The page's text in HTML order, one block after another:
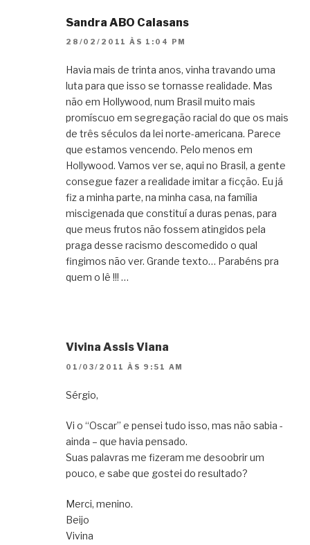
Sandra ABO Calasans
28/02/2011 ÀS 1:04 PM
Havia mais de trinta anos, vinha travando uma
luta para que isso se tornasse realidade. Mas
não em Hollywood, num Brasil muito mais
promíscuo em segregação racial do que os mais
de três séculos da lei norte-americana. Parece
que estamos vencendo. Pelo menos em
Hollywood. Vamos ver se, aqui no Brasil, a gente
consegue fazer a realidade imitar a ficção. Eu já
fiz a minha parte, na minha casa, na família
miscigenada que constituí a duras penas, para
que meus frutos não fossem atingidos pela
praga desse racismo descomedido o qual
fingimos não ver. Grande texto… Parabéns pra
quem o lê !!! …
Vivina Assis Viana
01/03/2011 ÀS 9:51 AM
Sérgio,
Vi o “Oscar” e pensei tudo isso, mas não sabia -
ainda – que havia pensado.
Suas palavras me fizeram me desoobrir um
pouco, e sabe que gostei do resultado?
Merci, menino.
Beijo
Vivina